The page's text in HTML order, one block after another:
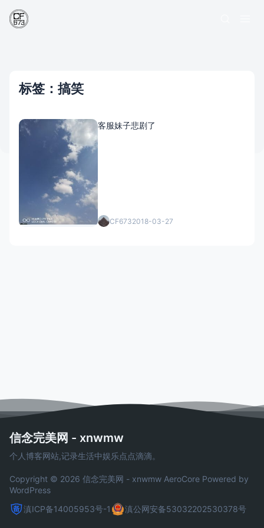
标签：搞笑
客服妹子悲剧了
CF6732018-03-27
信念完美网 - xnwmw
个人博客网站,记录生活中娱乐点点滴滴。
Copyright © 2026 信念完美网 - xnwmw AeroCore Powered by
WordPress
滇ICP备14005953号-1
滇公网安备53032202530378号